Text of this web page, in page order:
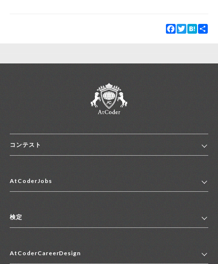
Facebook
TwitterHatena
コンテスト
コンテスト一覧
便利リンク集
AtCoderJobs
2027年新卒採用求人一覧
中途採用求人一覧
検定
マイページ
AtCoderCareerDesign